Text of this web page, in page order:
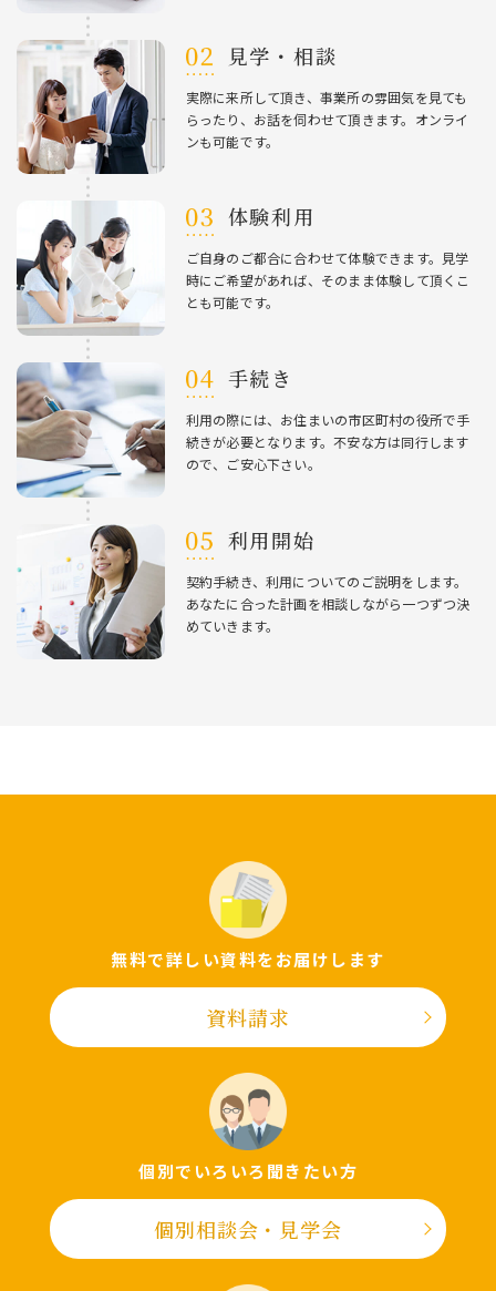
⾒学・相談
実際に来所して頂き、事業所の雰囲気を⾒ても
らったり、お話を伺わせて頂きます。オンライ
ンも可能です。
体験利⽤
ご⾃⾝のご都合に合わせて体験できます。⾒学
時にご希望があれば、そのまま体験して頂くこ
とも可能です。
⼿続き
利⽤の際には、お住まいの市区町村の役所で⼿
続きが必要となります。不安な⽅は同⾏します
ので、ご安⼼下さい。
利⽤開始
契約⼿続き、利⽤についてのご説明をします。
あなたに合った計画を相談しながら⼀つずつ決
めていきます。
無料で詳しい資料をお届けします
資料請求
個別でいろいろ聞きたい⽅
個別相談会・⾒学会